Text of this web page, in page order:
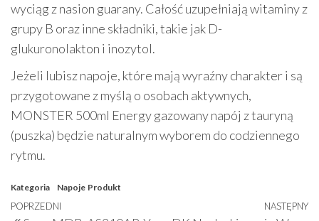
wyciąg z nasion guarany. Całość uzupełniają witaminy z
grupy B oraz inne składniki, takie jak D-
glukuronolakton i inozytol.
Jeżeli lubisz napoje, które mają wyraźny charakter i są
przygotowane z myślą o osobach aktywnych,
MONSTER 500ml Energy gazowany napój z tauryną
(puszka) będzie naturalnym wyborem do codziennego
rytmu.
Kategoria Napoje Produkt
Nawigacja
Poprzedni
POPRZEDNI NASTĘPNY